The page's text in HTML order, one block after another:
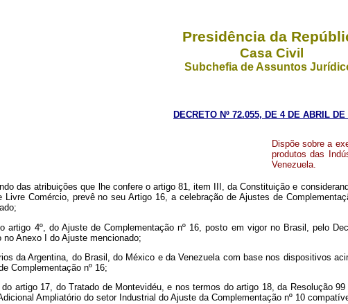
Presidência da
Casa Civil
Subchefia de Assuntos
DECRETO Nº 72.055, DE 4 DE ABRIL DE
Dispõe sobre a
produtos das
Venezuela.
das atribuições que lhe confere o artigo 81, item III, da Constituição e
Comércio, prevê no seu Artigo 16, a celebração de Ajustes de
artigo 4º, do Ajuste de Complementação nº 16, posto em vigor no Brasil, pelo
Anexo I do Ajuste mencionado;
da Argentina, do Brasil, do México e da Venezuela com base nos dispositivos
Complementação nº 16;
artigo 17, do Tratado de Montevidéu, e nos termos do artigo 18, da Resolução
Ampliatório do setor Industrial do Ajuste da Complementação nº 10